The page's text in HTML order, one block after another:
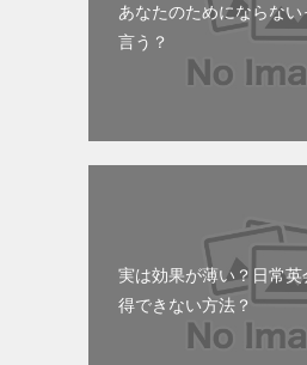
あなたのためにならない
言う？
実は効果が薄い？日常
得できない方法？